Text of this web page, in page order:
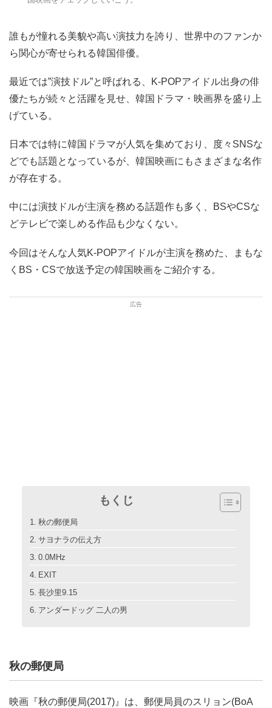
誰もが憧れる美貌や高い演技力を誇り、世界中のファンか
ら関心が寄せられる韓国俳優。
最近では”演技ドル”と呼ばれる、K-POPアイドル出身の俳
優たちが続々と活躍を見せ、韓国ドラマ・映画界を盛り上
げている。
日本では特に韓国ドラマが人気を集めており、度々SNSな
どでも話題となっているが、韓国映画にもさまざまな名作
が存在する。
中には演技ドルが主演を務める話題作も多く、BSやCSな
どテレビで楽しめる作品も少なくない。
今回はそんな人気K-POPアイドルが主演を務めた、まもな
くBS・CSで放送予定の韓国映画をご紹介する。
もくじ
秋の郵便局
サヨナラの伝え方
0.0MHz
EXIT
長沙里9.15
アンダードッグ 二人の男
秋の郵便局
映画『秋の郵便局(2017)』は、郵便局員のスリョン(BoA